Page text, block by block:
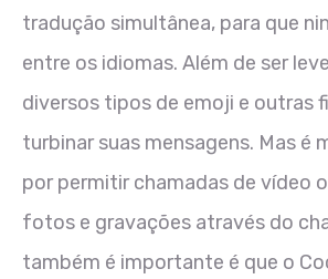
tradução simultânea, para que
entre os idiomas. Além de ser
diversos tipos de emoji e outras
turbinar suas mensagens. Mas é
por permitir chamadas de vídeo
fotos e gravações através do
também é importante é que o